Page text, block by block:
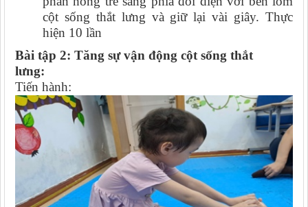
cột sống thắt lưng và giữ lại vài giây. Thực
hiện 10 lần
Bài tập 2: Tăng sự vận động cột sống thắt
lưng:
Tiến hành: